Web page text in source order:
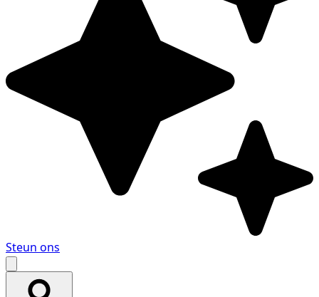
Steun ons